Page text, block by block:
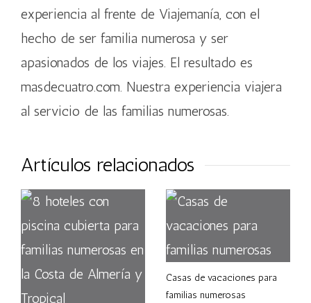
experiencia al frente de Viajemanía, con el
hecho de ser familia numerosa y ser
apasionados de los viajes. El resultado es
masdecuatro.com. Nuestra experiencia viajera
al servicio de las familias numerosas.
Artículos relacionados
Casas de vacaciones para
familias numerosas